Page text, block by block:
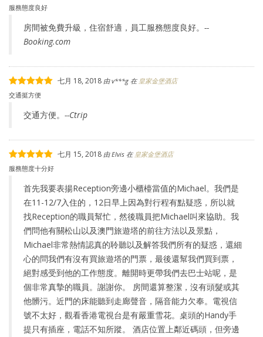
服務態度良好
房間被免費升級，住宿舒適，員工服務態度良好。 --
Booking.com
七月 18, 2018 由v***g 在 皇家金堡酒店
交通挺方便
交通方便。 --Ctrip
七月 15, 2018 由Elvis 在 皇家金堡酒店
服務態度十分好
首先我要表揚Reception旁邊小櫃檯當值的Michael。我們是
在11-12/7入住的，12日早上因為對行程有點疑惑，所以就
找Reception的職員幫忙，然後職員把Michael叫來協助。我
們問他有關松山以及澳門旅遊塔的前往方法以及景點，
Michael非常熱情認真的聆聽以及解答我們所有的疑惑，還細
心的問我們有沒有買旅遊塔的門票，最後還幫我們買到票，
絕對感受到他的工作態度。離開時更帶我們去巴士站呢，是
個非常真摯的職員。謝謝你。 房間還算整潔，沒有頭髮或其
他髒污。近門的床能聽到走廊聲音，隔音能力欠奉。電視信
號不太好，觀看香港電視台是有嚴重雪花。桌頭的Handy手
提只有插座，電話不知所蹤。 酒店位置上鄰近碼頭，但旁邊